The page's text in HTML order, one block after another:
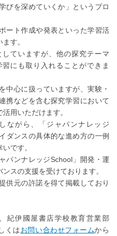
びを深めていくか」というプロ
ート作成や発表といった学習活
す。
ていますが、他の探究テーマ
にも取り入れることができま
中心に扱っていますが、実験・
携などを含む探究学習において
用いただけます。
ながら、「ジャパンナレッジ
ダンスの具体的な進め方の一例
です。
パンナレッジSchool」開発・運
スの支援を受けております。
供元の許諾を得て掲載しており
紀伊國屋書店学校教育営業部
くはお問い合わせフォームから